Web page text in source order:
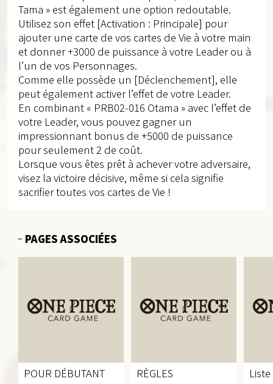
Tama » est également une option redoutable.
Utilisez son effet [Activation : Principale] pour
ajouter une carte de vos cartes de Vie à votre main
et donner +3000 de puissance à votre Leader ou à
l’un de vos Personnages.
Comme elle possède un [Déclenchement], elle
peut également activer l’effet de votre Leader.
En combinant « PRB02-016 Otama » avec l’effet de
votre Leader, vous pouvez gagner un
impressionnant bonus de +5000 de puissance
pour seulement 2 de coût.
Lorsque vous êtes prêt à achever votre adversaire,
visez la victoire décisive, même si cela signifie
sacrifier toutes vos cartes de Vie !
PAGES ASSOCIÉES
POUR DÉBUTANT RÈGLES